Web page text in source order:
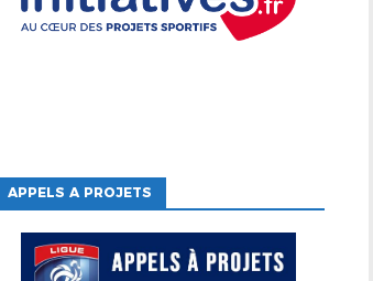
APPELS A PROJETS